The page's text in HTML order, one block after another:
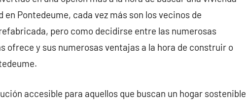
Pontedeume, cada vez más son los vecinos de
pero como decidirse entre las numerosas
ofrece y sus numerosas ventajas a la hora de construir o
accesible para aquellos que buscan un hogar sostenible